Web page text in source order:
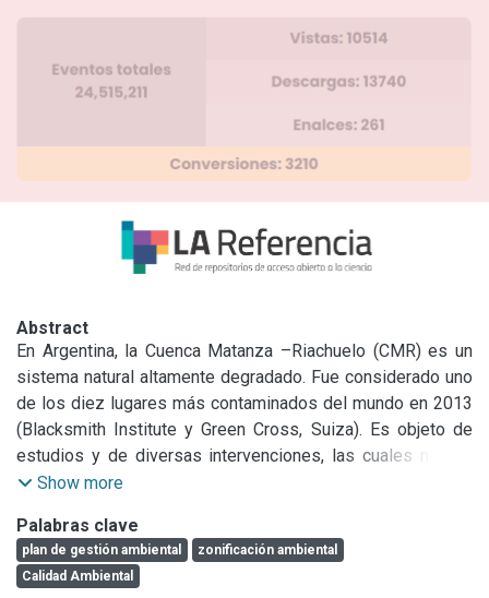
Abstract
En Argentina, la Cuenca Matanza –Riachuelo (CMR) es un
sistema natural altamente degradado. Fue considerado uno
de los diez lugares más contaminados del mundo en 2013
(Blacksmith Institute y Green Cross, Suiza). Es objeto de
estudios y de diversas intervenciones, las cuales no han
podido conseguir una mejora sustancial en la calidad
En este contexto, la gestión ambiental basada en la
planificación territorial y, en especial, aplicada en el
periurbano de la cuenca, surge como un aporte concreto
Show more
Palabras clave
plan de gestión ambiental
zonificación ambiental
Calidad Ambiental